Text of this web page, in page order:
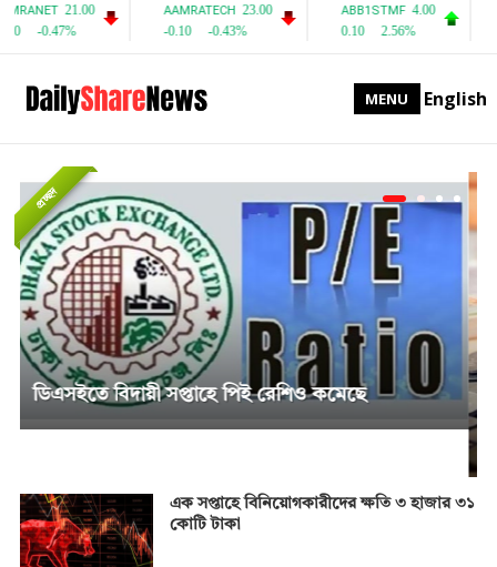
MENU English
এক সপ্তাহে বিনিয়োগকারীদের ক্ষতি ৩ হাজার ৩১
কোটি টাকা
প্রচ্ছদ